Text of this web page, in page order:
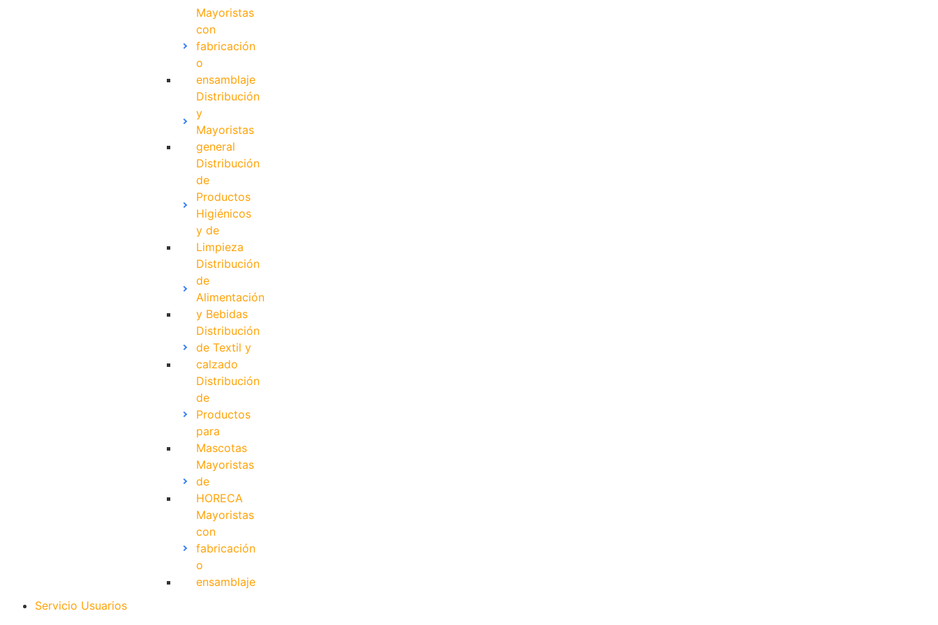
Mayoristas
con
fabricación
o
ensamblaje
Distribución
y
Mayoristas
general
Distribución
de
Productos
Higiénicos
y de
Limpieza
Distribución
de
Alimentación
y Bebidas
Distribución
de Textil y
calzado
Distribución
de
Productos
para
Mascotas
Mayoristas
de
HORECA
Mayoristas
con
fabricación
o
ensamblaje
Servicio Usuarios